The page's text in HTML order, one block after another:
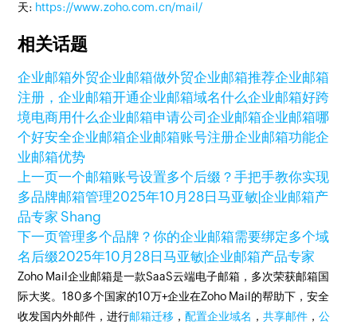
天: https://www.zoho.com.cn/mail/
相关话题
企业邮箱外贸企业邮箱做外贸企业邮箱推荐企业邮箱
注册，企业邮箱开通企业邮箱域名什么企业邮箱好跨
境电商用什么企业邮箱申请公司企业邮箱企业邮箱哪
个好安全企业邮箱企业邮箱账号注册企业邮箱功能企
业邮箱优势
上一页一个邮箱账号设置多个后缀？手把手教你实现
多品牌邮箱管理2025年10月28日马亚敏|企业邮箱产
品专家 Shang
下一页管理多个品牌？你的企业邮箱需要绑定多个域
名后缀2025年10月28日马亚敏|企业邮箱产品专家
Zoho Mail企业邮箱是一款SaaS云端电子邮箱，多次荣获邮箱国
际大奖。180多个国家的10万+企业在Zoho Mail的帮助下，安全
收发国内外邮件，进行邮箱迁移 ，配置企业域名 ，共享邮件 ，公